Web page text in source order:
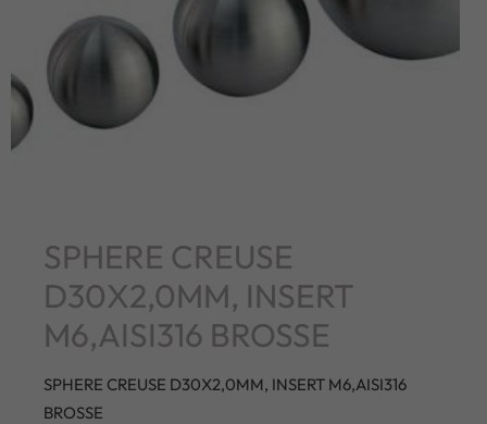
SPHERE CREUSE
D30X2,0MM, INSERT
M6,AISI316 BROSSE
SPHERE CREUSE D30X2,0MM, INSERT M6,AISI316
BROSSE